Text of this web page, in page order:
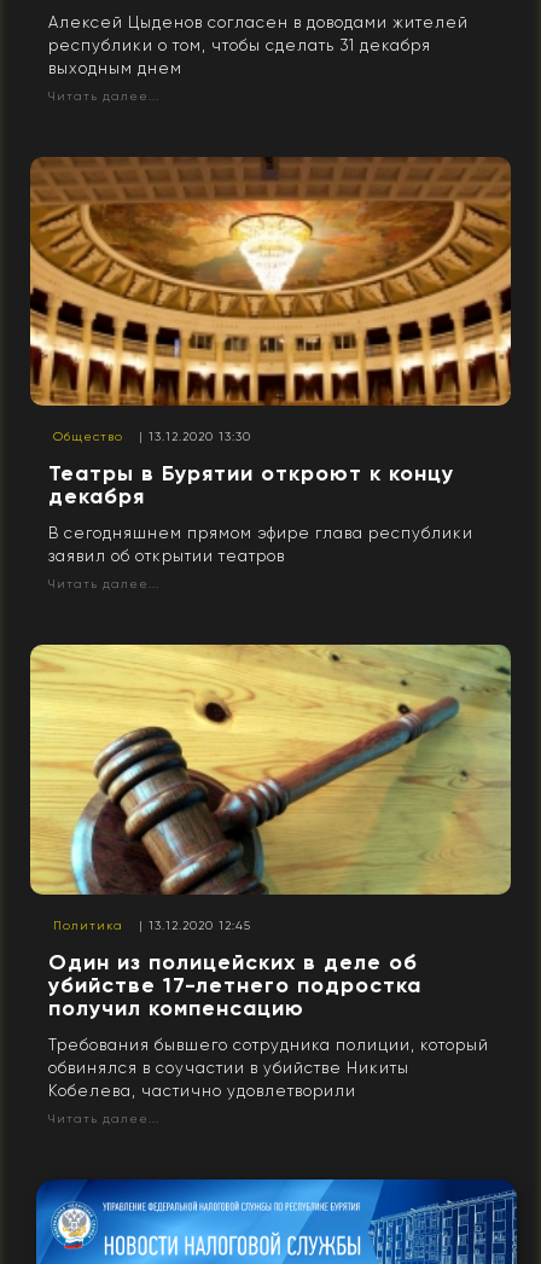
Алексей Цыденов согласен в доводами жителей
республики о том, чтобы сделать 31 декабря
выходным днем
Читать далее...
Общество | 13.12.2020 13:30
Театры в Бурятии откроют к концу
декабря
В сегодняшнем прямом эфире глава республики
заявил об открытии театров
Читать далее...
Политика | 13.12.2020 12:45
Один из полицейских в деле об
убийстве 17-летнего подростка
получил компенсацию
Требования бывшего сотрудника полиции, который
обвинялся в соучастии в убийстве Никиты
Кобелева, частично удовлетворили
Читать далее...